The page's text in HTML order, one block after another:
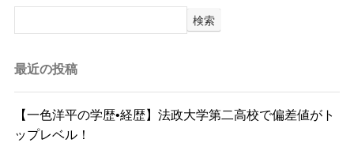
検索
最近の投稿
【一色洋平の学歴•経歴】法政大学第二高校で偏差値がト
ップレベル！